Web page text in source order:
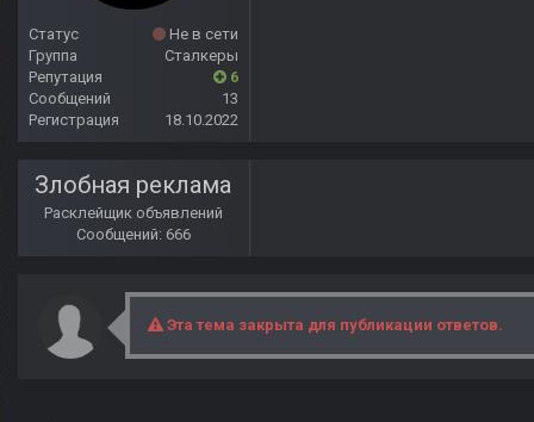
Статус
Не в сети
Группа
Сталкеры
Репутация
6
Сообщений
13
Регистрация
18.10.2022
Злобная реклама
Расклейщик объявлений
Сообщений: 666
Эта тема закрыта для публикации ответов.